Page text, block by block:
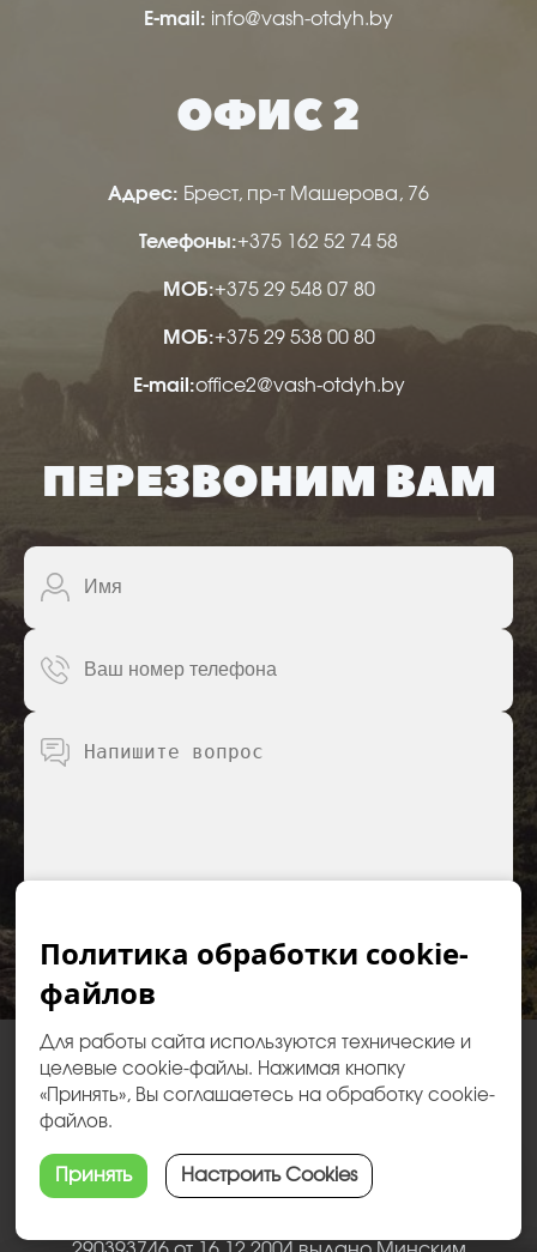
Е-mail: info@vash-otdyh.by
ОФИС 2
Адрес: Брест, пр-т Машерова, 76
Телефоны:+375 162 52 74 58
МОБ:+375 29 548 07 80
МОБ:+375 29 538 00 80
Е-mail:office2@vash-otdyh.by
ПЕРЕЗВОНИМ ВАМ
ПЕРЕЗВОНИТЕ МНЕ
ОДО “Ваш отдых” полное название Общество с
дополнительной ответственностью "Ваш отдых"
Адрес: 224013 Республика Беларусь, г. Брест, пр.
ПОДОБРАТЬ ТУР
Политика обработки cookie-
файлов
Для работы сайта используются технические и
целевые cookie-файлы. Нажимая кнопку
«Принять», Вы соглашаетесь на обработку cookie-
файлов.
Принять Настроить Cookies